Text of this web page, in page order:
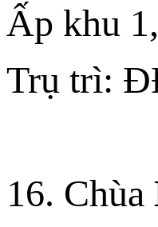
Ấp khu
Trụ trì:
16. Chùa